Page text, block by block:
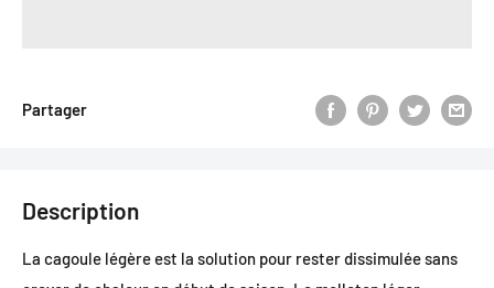
Partager
Description
La cagoule légère est la solution pour rester dissimulée sans